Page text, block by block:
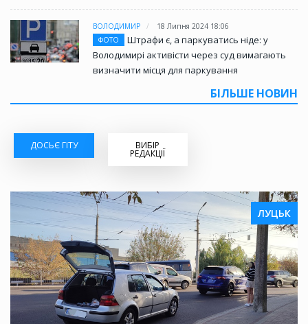
ВОЛОДИМИР
18 Липня 2024 18:06
ФОТО
Штрафи є, а паркуватись ніде: у
Володимирі активісти через суд вимагають
визначити місця для паркування
БІЛЬШЕ НОВИН
ДОСЬЄ ГІТУ ВИБІР
РЕДАКЦІЇ
ЛУЦЬК